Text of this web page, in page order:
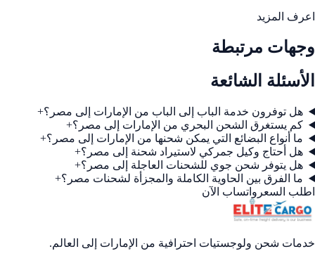
اعرف المزيد
وجهات مرتبطة
الأسئلة الشائعة
هل توفرون خدمة الباب إلى الباب من الإمارات إلى مصر؟+
كم يستغرق الشحن البحري من الإمارات إلى مصر؟+
ما أنواع البضائع التي يمكن شحنها من الإمارات إلى مصر؟+
هل أحتاج وكيل جمركي لاستيراد شحنة إلى مصر؟+
هل يتوفر شحن جوي للشحنات العاجلة إلى مصر؟+
ما الفرق بين الحاوية الكاملة والمجزأة لشحنات مصر؟+
اطلب السعر واتساب الآن
خدمات شحن ولوجستيات احترافية من الإمارات إلى العالم.